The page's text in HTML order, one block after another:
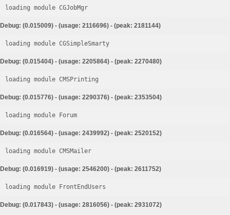
loading module CGJobMgr
Debug: (0.015009) - (usage: 2116696) - (peak: 2181144)
loading module CGSimpleSmarty
Debug: (0.015404) - (usage: 2205864) - (peak: 2270480)
loading module CMSPrinting
Debug: (0.015776) - (usage: 2290376) - (peak: 2353504)
loading module Forum
Debug: (0.016564) - (usage: 2439992) - (peak: 2520152)
loading module CMSMailer
Debug: (0.016919) - (usage: 2546200) - (peak: 2611752)
loading module FrontEndUsers
Debug: (0.017843) - (usage: 2816056) - (peak: 2931072)